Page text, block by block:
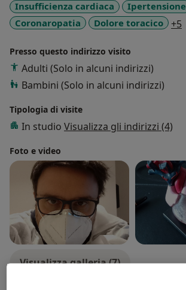
Insufficienza cardiaca Ipertensione
Coronaropatia
Dolore toracico +5
Presso questo indirizzo visito
Adulti (Solo in alcuni indirizzi)
Bambini (Solo in alcuni indirizzi)
Tipologia di visite
In studio Visualizza gli indirizzi (4)
Foto e video
Visualizza galleria (7)